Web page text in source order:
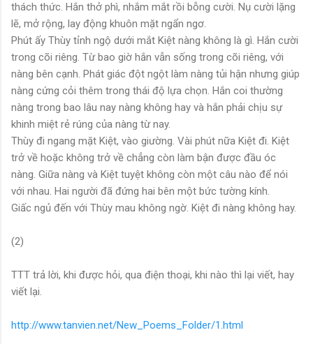
thách thức. Hắn thở phì, nhắm mắt rồi bỗng cười. Nụ cười lặng
lẽ, mở rộng, lay động khuôn mặt ngẩn ngơ.
Phút ấy Thùy tỉnh ngộ dưới mắt Kiệt nàng không là gì. Hắn cười
trong cõi riêng. Từ bao giờ hắn vẫn sống trong cõi riêng, với
nàng bên cạnh. Phát giác đột ngột làm nàng tủi hận nhưng giúp
nàng cứng cỏi thêm trong thái độ lựa chọn. Hắn coi thường
nàng trong bao lâu nay nàng không hay và hắn phải chịu sự
khinh miệt rẻ rúng của nàng từ nay.
Thùy đi ngang mặt Kiệt, vào giường. Vài phút nữa Kiệt đi. Kiệt
trở về hoặc không trở về chẳng còn làm bận được đầu óc
nàng. Giữa nàng và Kiệt tuyệt không còn một câu nào để nói
với nhau. Hai người đã đứng hai bên một bức tường kính.
Giấc ngủ đến với Thùy mau không ngờ. Kiệt đi nàng không hay.
(2)
TTT trả lời, khi được hỏi, qua điện thoại, khi nào thì lại viết, hay
viết lại.
http://www.tanvien.net/New_Poems_Folder/1.html